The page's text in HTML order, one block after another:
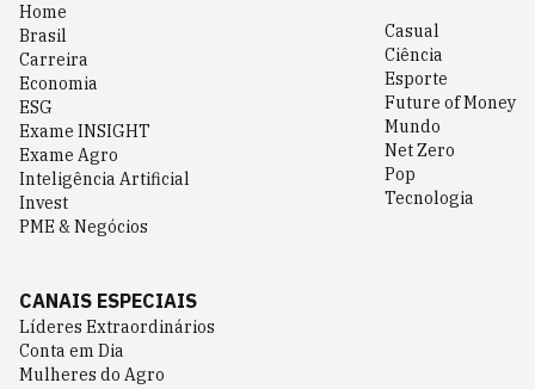
Home
Brasil
Carreira
Economia
ESG
Exame INSIGHT
Exame Agro
Inteligência Artificial
Invest
PME & Negócios
Casual
Ciência
Esporte
Future of Money
Mundo
Net Zero
Pop
Tecnologia
CANAIS ESPECIAIS
Líderes Extraordinários
Conta em Dia
Mulheres do Agro